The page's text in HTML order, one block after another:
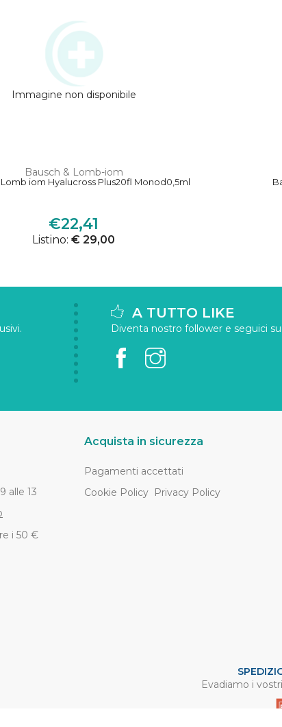
Immagine non disponibile
Bausch & Lomb-iom
iom Hyalucross Plus20fl Monod0,5ml
€22,41
Listino:€ 29,00
A TUTTO LIKE
Diventa nostro follower e seguici
alle 13
i 50 €
Acquista in sicurezza
Pagamenti accettati
Cookie Policy Privacy Policy
Evadiamo i